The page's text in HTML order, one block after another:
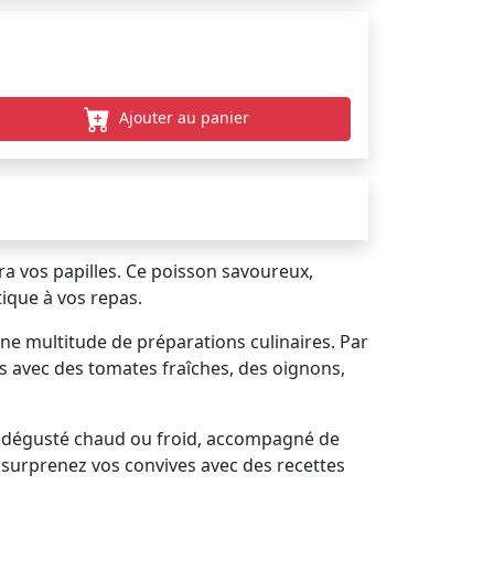
Ajouter au panier
vos papilles. Ce poisson savoureux,
à vos repas.
multitude de préparations culinaires. Par
des tomates fraîches, des oignons,
chaud ou froid, accompagné de
vos convives avec des recettes